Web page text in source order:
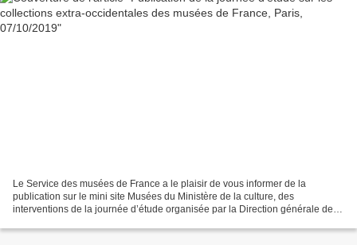
Le Service des musées de France a le plaisir de vous informer de la
publication sur le mini site Musées du Ministère de la culture, des
interventions de la journée d’étude organisée par la Direction générale des